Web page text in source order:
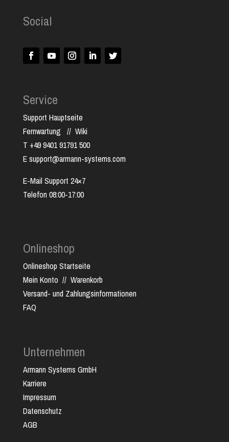
Social
Service
Support Hauptseite
Fernwartung // Wiki
T +49 9401 91791 500
E support@armann-systems.com
E-Mail Support 24×7
Telefon 08:00-17:00
Onlineshop
Onlineshop Startseite
Mein Konto // Warenkorb
Versand- und Zahlungsinformationen
FAQ
Unternehmen
Armann Systems GmbH
Karriere
Impressum
Datenschutz
AGB